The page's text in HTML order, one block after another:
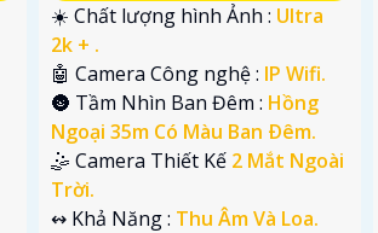
☀️ Chất lượng hình Ảnh : Ultra
2k + .
🤖️ Camera Công nghệ : IP Wifi.
🌚 Tầm Nhìn Ban Đêm : Hồng
Ngoại 35m Có Màu Ban Ðêm.
🤹 Camera Thiết Kế 2 Mắt Ngoài
Trời.
️↭ Khả Năng : Thu Âm Và Loa.